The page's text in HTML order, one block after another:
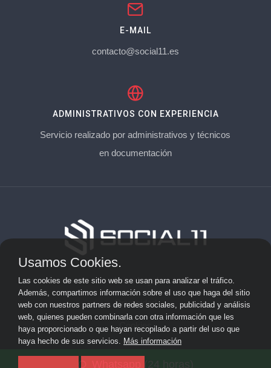
E-MAIL
contacto@social11.es
ADMINISTRATIVOS CON EXPERIENCIA
Servicio realizado por administrativos y técnicos
en documentación
Aviso Legal
Privacidad
Cookies
Usamos Cookies.
Las cookies de este sitio web se usan para analizar el tráfico.
Además, compartimos información sobre el uso que haga del sitio
web con nuestros partners de redes sociales, publicidad y análisis
web, quienes pueden combinarla con otra información que les
haya proporcionado o que hayan recopilado a partir del uso que
haya hecho de sus servicios. Más información